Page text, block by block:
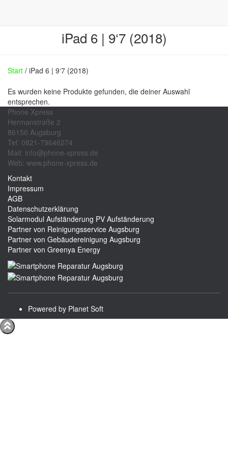
iPad 6 | 9‘7 (2018)
Start / iPad 6 | 9‘7 (2018)
Es wurden keine Produkte gefunden, die deiner Auswahl
entsprechen.
Phone Xpress
Hermanstraße 2
86150 Augsburg
Tel: 0821-79646274
Mail: info@phone-xpress.de
Web: www.phone-xpress.de
Kontakt
Impressum
AGB
Datenschutzerklärung
Solarmodul Aufständerung PV Aufständerung
Partner von Reinigungsservice Augsburg
Partner von Gebäudereinigung Augsburg
Partner von Greenya Energy
Powered by Planet Soft